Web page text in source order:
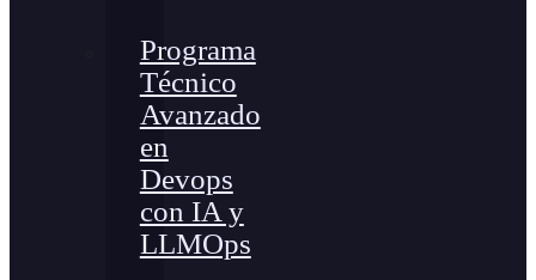
Programa
Técnico
Avanzado
en
Devops
con IA y
LLMOps